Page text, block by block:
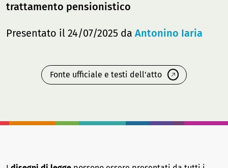
trattamento pensionistico
Presentato il 24/07/2025 da Antonino Iaria
Fonte ufficiale e testi dell'atto